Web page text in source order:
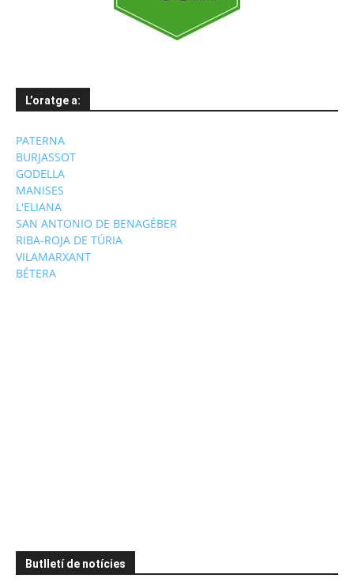
L’oratge a:
PATERNA
BURJASSOT
GODELLA
MANISES
L'ELIANA
SAN ANTONIO DE BENAGÉBER
RIBA-ROJA DE TÚRIA
VILAMARXANT
BÉTERA
Butlletí de notícies